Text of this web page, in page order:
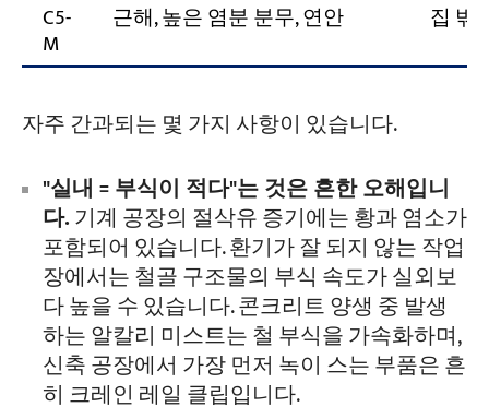
C5-
M
근해, 높은 염분 분무, 연안 집 밖
자주 간과되는 몇 가지 사항이 있습니다.
"실내 = 부식이 적다"는 것은 흔한 오해입니
다.기계 공장의 절삭유 증기에는 황과 염소가
포함되어 있습니다. 환기가 잘 되지 않는 작업
장에서는 철골 구조물의 부식 속도가 실외보
다 높을 수 있습니다. 콘크리트 양생 중 발생
하는 알칼리 미스트는 철 부식을 가속화하며,
신축 공장에서 가장 먼저 녹이 스는 부품은 흔
히 크레인 레일 클립입니다.